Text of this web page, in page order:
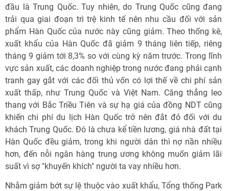
đầu là Trung Quốc. Tuy nhiên, do Trung Quốc cũng đang
trải qua giai đoạn trì trệ kinh tế nên nhu cầu đối với sản
phẩm Hàn Quốc của nước này cũng giảm. Theo thống kê,
xuất khẩu của Hàn Quốc đã giảm 9 tháng liên tiếp, riêng
tháng 9 giảm tới 8,3% so với cùng kỳ năm trước. Trong lĩnh
vực sản xuất, các doanh nghiệp trong nước đang phải cạnh
tranh gay gắt với các đối thủ vốn có lợi thế về chi phí sản
xuất thấp, như Trung Quốc và Việt Nam. Căng thẳng leo
thang với Bắc Triều Tiên và sự hạ giá của đồng NDT cũng
khiến chi phí du lịch Hàn Quốc trở nên đắt đỏ đối với du
khách Trung Quốc. Đó là chưa kể tiền lương, giá nhà đất tại
Hàn Quốc đều giảm, trong khi người dân thì nợ nần nhiều
hơn, đến nỗi ngân hàng trung ương không muốn giảm lãi
suất vì sợ "khuyến khích" người ta vay nhiều hơn.
Nhằm giảm bớt sự lệ thuộc vào xuất khẩu, Tổng thống Park